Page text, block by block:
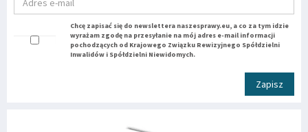
Chcę zapisać się do newslettera naszesprawy.eu, a co za tym idzie
wyrażam zgodę na przesyłanie na mój adres e-mail informacji
pochodzących od Krajowego Związku Rewizyjnego Spółdzielni
Inwalidów i Spółdzielni Niewidomych.
Zapisz